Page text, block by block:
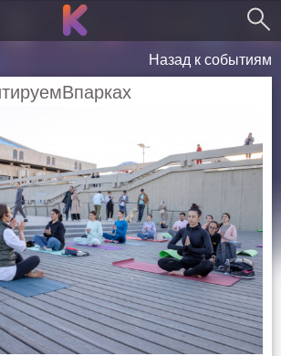
Назад к событиям